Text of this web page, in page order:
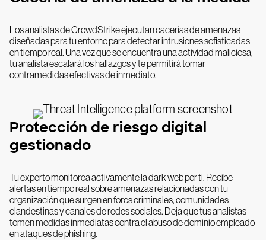
Los analistas de CrowdStrike ejecutan cacerías de amenazas
diseñadas para tu entorno para detectar intrusiones sofisticadas
en tiempo real. Una vez que se encuentra una actividad maliciosa,
tu analista escalará los hallazgos y te permitirá tomar
contramedidas efectivas de inmediato.
Protección de riesgo digital
gestionado
Tu experto monitorea activamente la dark web por ti. Recibe
alertas en tiempo real sobre amenazas relacionadas con tu
organización que surgen en foros criminales, comunidades
clandestinas y canales de redes sociales. Deja que tus analistas
tomen medidas inmediatas contra el abuso de dominio empleado
en ataques de phishing.